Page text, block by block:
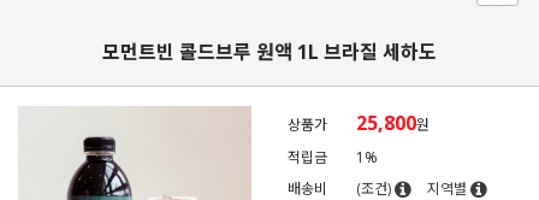
모먼트빈 콜드브루 원액 1L 브라질 세하도
상품가 25,800원
적립금
1%
배송비
(조건) 지역별